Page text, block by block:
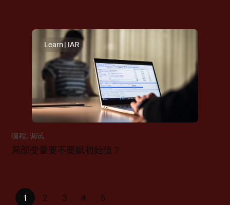
Learn | IAR
编程, 调试
局部变量要不要赋初始值？
1 2 3 4 5